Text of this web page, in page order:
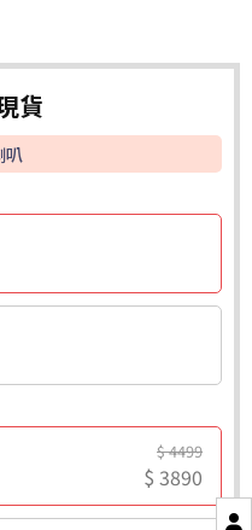
貨
叭
$ 4499
$ 3890